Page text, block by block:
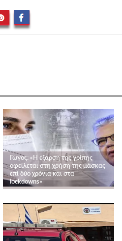
Γώγος: «Η έξαρση της γρίπης
οφείλεται στη χρήση της μάσκας
επί δύο χρόνια και στα
lockdowns»